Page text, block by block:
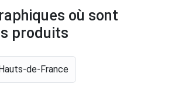
où sont
produits
de-France